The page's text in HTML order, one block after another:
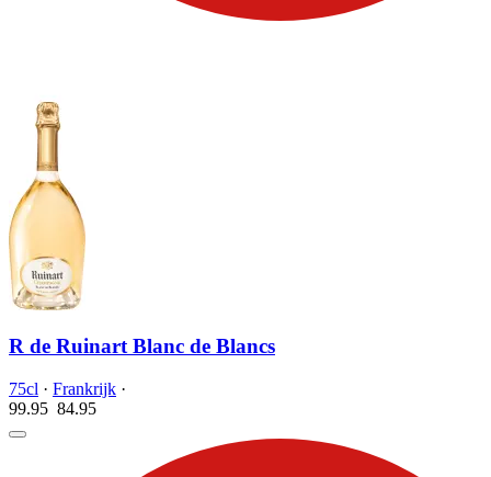
R de Ruinart Blanc de Blancs
75cl · Frankrijk ·
99.95 84.95